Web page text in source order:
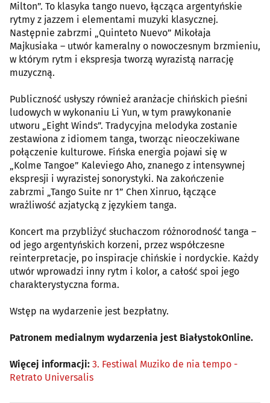
Milton”. To klasyka tango nuevo, łącząca argentyńskie
rytmy z jazzem i elementami muzyki klasycznej.
Następnie zabrzmi „Quinteto Nuevo” Mikołaja
Majkusiaka – utwór kameralny o nowoczesnym brzmieniu,
w którym rytm i ekspresja tworzą wyrazistą narrację
muzyczną.
Publiczność usłyszy również aranżacje chińskich pieśni
ludowych w wykonaniu Li Yun, w tym prawykonanie
utworu „Eight Winds”. Tradycyjna melodyka zostanie
zestawiona z idiomem tanga, tworząc nieoczekiwane
połączenie kulturowe. Fińska energia pojawi się w
„Kolme Tangoe” Kaleviego Aho, znanego z intensywnej
ekspresji i wyrazistej sonorystyki. Na zakończenie
zabrzmi „Tango Suite nr 1” Chen Xinruo, łączące
wrażliwość azjatycką z językiem tanga.
Koncert ma przybliżyć słuchaczom różnorodność tanga –
od jego argentyńskich korzeni, przez współczesne
reinterpretacje, po inspiracje chińskie i nordyckie. Każdy
utwór wprowadzi inny rytm i kolor, a całość spoi jego
charakterystyczna forma.
Wstęp na wydarzenie jest bezpłatny.
Patronem medialnym wydarzenia jest BiałystokOnline.
Więcej informacji: 3. Festiwal Muziko de nia tempo -
Retrato Universalis